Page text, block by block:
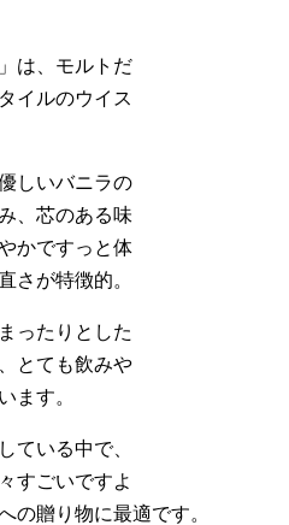
は、モルトだ
イルのウイス
しいバニラの
、芯のある味
かですっと体
さが特徴的。
ったりとした
とても飲みや
ます。
ている中で、
すごいですよ
の贈り物に最適です。